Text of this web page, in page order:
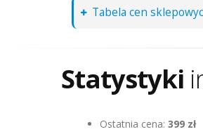
Tabela cen
Statystyki
Ostatnia cena: 399 zł